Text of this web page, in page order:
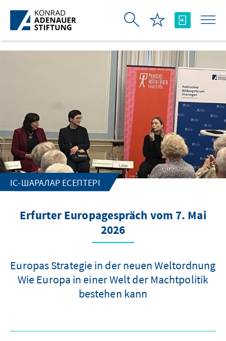
Skip to Main Content
ІС-ШАРАЛАР ЕСЕПТЕРІ
Erfurter Europagespräch vom 7. Mai
2026
Europas Strategie in der neuen Weltordnung
Wie Europa in einer Welt der Machtpolitik
bestehen kann